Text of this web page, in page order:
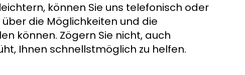
können Sie uns telefonisch oder
die Möglichkeiten und die
können. Zögern Sie nicht, auch
Ihnen schnellstmöglich zu helfen.